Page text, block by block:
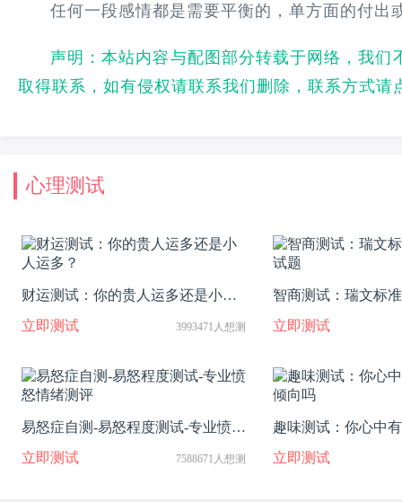
任何一段感情都是需要平衡的，单方面的付
声明：本站内容与配图部分转载于网络，我
取得联系，如有侵权请联系我们删除，联系方式请
心理测试
财运测试：你的贵人运多还是小人
运多？
立即测试 3993471人想测
智商测试：瑞文标
题
立即测试
易怒症自测-易怒程度测试-专业愤怒
情绪测评
立即测试 7588671人想测
趣味测试：你心中
向吗
立即测试